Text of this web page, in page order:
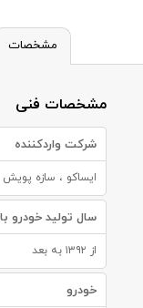
مشخصات
مشخصات فنی
شرکت واردکننده
ایساکو ، سازه پویش
سال تولید خودرو
از ۱۳۹۲ به بعد
خودرو